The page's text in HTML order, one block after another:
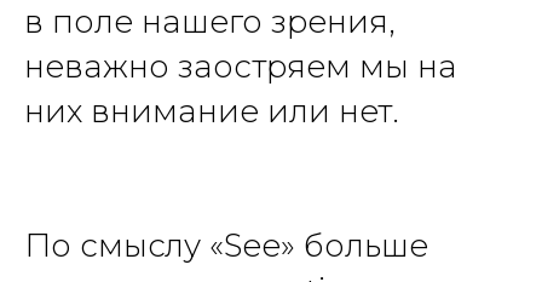
в поле нашего зрения,
неважно заостряем мы на
них внимание или нет.
По смыслу «See» больше